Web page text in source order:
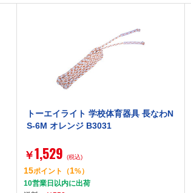
トーエイライト 学校体育器具 長なわN
S-6M オレンジ B3031
￥1,529 (税込)
15ポイント （1%）
10営業日以内に出荷